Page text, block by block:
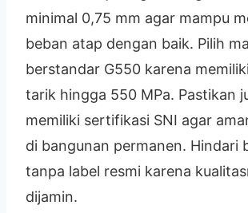
minimal 0,75 mm agar mampu
beban atap dengan baik. Pilih
berstandar G550 karena
tarik hingga 550 MPa. Pastikan
memiliki sertifikasi SNI agar
di bangunan permanen. Hindari
tanpa label resmi karena
dijamin.